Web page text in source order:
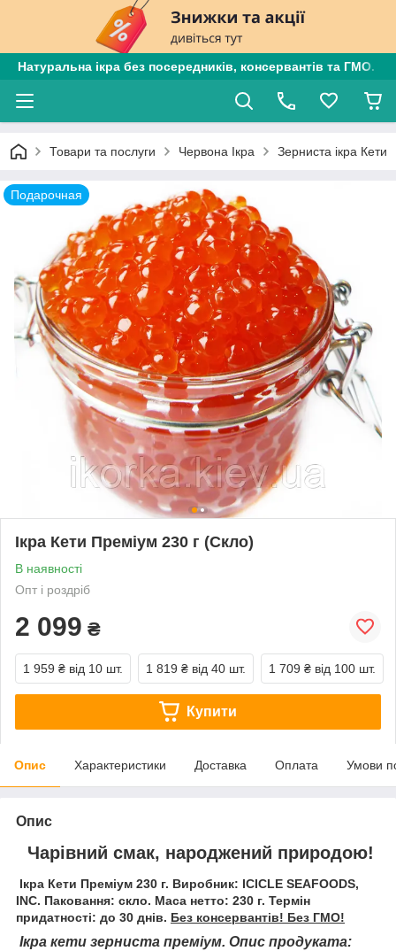
Натуральна ікра без посередників, консервантів та ГМО.
Товари та послуги Червона Ікра Зерниста ікра Кети
Подарочная
Ікра Кети Преміум 230 г (Скло)
В наявності
Опт і роздріб
2 099 ₴
1 959 ₴ від 10 шт. 1 819 ₴ від 40 шт. 1 709 ₴ від 100 шт.
Купити
Опис Характеристики Доставка Оплата Умови
Опис
Чарівний смак, народжений природою!
Ікра Кети Преміум 230 г. Виробник: ICICLE SEAFOODS,
INC. Паковання: скло. Маса нетто: 230 г. Термін
придатності: до 30 днів. Без консервантів! Без ГМО!
Ікра кети зерниста преміум. Опис продуката: